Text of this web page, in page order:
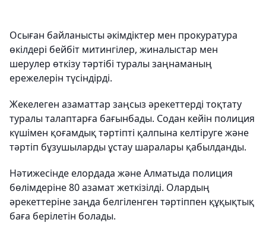
Осыған байланысты әкімдіктер мен прокуратура
өкілдері бейбіт митингілер, жиналыстар мен
шерулер өткізу тәртібі туралы заңнаманың
ережелерін түсіндірді.
Жекелеген азаматтар заңсыз әрекеттерді тоқтату
туралы талаптарға бағынбады. Содан кейін полиция
күшімен қоғамдық тәртіпті қалпына келтіруге және
тәртіп бұзушыларды ұстау шаралары қабылданды.
Нәтижесінде елордада және Алматыда полиция
бөлімдеріне 80 азамат жеткізілді. Олардың
әрекеттеріне заңда белгіленген тәртіппен құқықтық
баға берілетін болады.